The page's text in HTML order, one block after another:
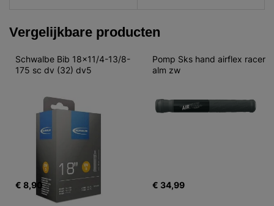
Vergelijkbare producten
Schwalbe Bib 18x11/4-13/8-
175 sc dv (32) dv5
€ 8,90
Pomp Sks hand airflex racer
alm zw
€ 34,99